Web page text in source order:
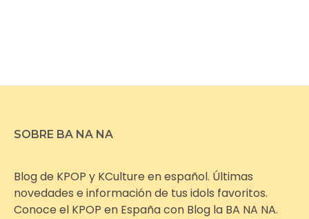
SOBRE BA NA NA
Blog de KPOP y KCulture en español. Últimas
novedades e información de tus idols favoritos.
Conoce el KPOP en España con Blog la BA NA NA.